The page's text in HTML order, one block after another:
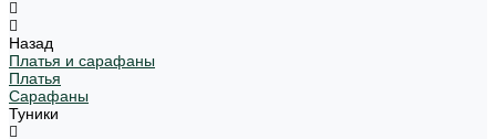
Назад
Платья и сарафаны
Платья
Сарафаны
Туники